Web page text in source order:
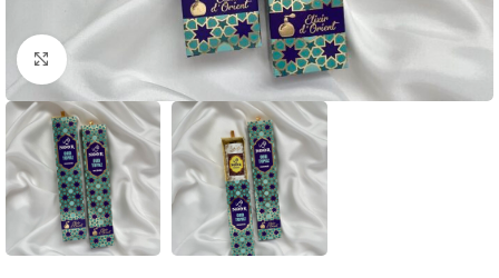
Click to enlarge